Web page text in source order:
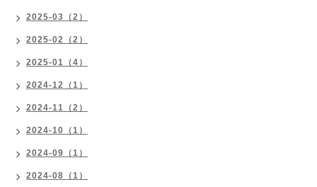
2025-03（2）
2025-02（2）
2025-01（4）
2024-12（1）
2024-11（2）
2024-10（1）
2024-09（1）
2024-08（1）